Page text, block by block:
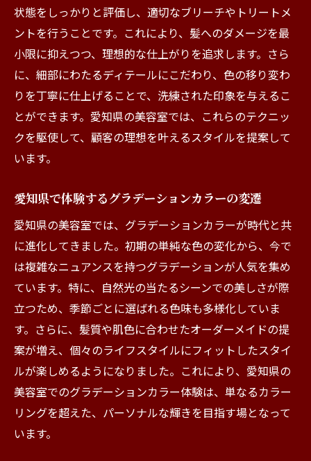
ションカラー
自分にぴったりのグラデーションカラーを
見つけるためのポイント
愛知の美容室で個性を活かしたグラデーシ
ョンカラーを選ぶ
パーソナライズされたグラデーションカラ
ーで差をつける
スタイルを体験
の選び方
愛知県で理想のグラデーションカラーに出
会う
美容室のプロが語る愛知県で成功するグラデー
ションカラーの秘密
愛知でのグラデーションカラー成功のカギ
をプロが解説
プロが教えるグラデーションカラーの基礎
知識
状態をしっかりと評価し、適切なブリーチやトリートメ
ントを行うことです。これにより、髪へのダメージを最
小限に抑えつつ、理想的な仕上がりを追求します。さら
に、細部にわたるディテールにこだわり、色の移り変わ
りを丁寧に仕上げることで、洗練された印象を与えるこ
とができます。愛知県の美容室では、これらのテクニッ
クを駆使して、顧客の理想を叶えるスタイルを提案して
います。
愛知県で体験するグラデーションカラーの変遷
愛知県の美容室では、グラデーションカラーが時代と共
に進化してきました。初期の単純な色の変化から、今で
は複雑なニュアンスを持つグラデーションが人気を集め
ています。特に、自然光の当たるシーンでの美しさが際
立つため、季節ごとに選ばれる色味も多様化していま
す。さらに、髪質や肌色に合わせたオーダーメイドの提
案が増え、個々のライフスタイルにフィットしたスタイ
ルが楽しめるようになりました。これにより、愛知県の
美容室でのグラデーションカラー体験は、単なるカラー
リングを超えた、パーソナルな輝きを目指す場となって
います。